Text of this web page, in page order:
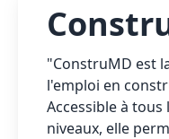
"ConstruMD est
l'emploi en
Accessible à
niveaux, elle